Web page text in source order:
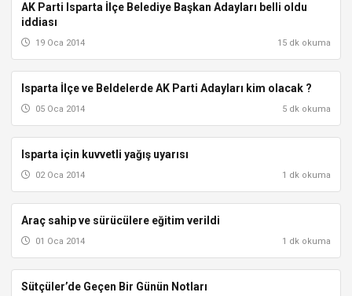
AKSU
AK Parti Isparta İlçe Belediye Başkan Adayları belli oldu
iddiası
19 Oca 2014 15 dk okuma
AKSU
Isparta İlçe ve Beldelerde AK Parti Adayları kim olacak ?
05 Oca 2014 5 dk okuma
AKSU
Isparta için kuvvetli yağış uyarısı
02 Oca 2014 1 dk okuma
AKSU
Araç sahip ve sürücülere eğitim verildi
01 Oca 2014 1 dk okuma
SÜTÇÜLER
Sütçüler’de Geçen Bir Günün Notları